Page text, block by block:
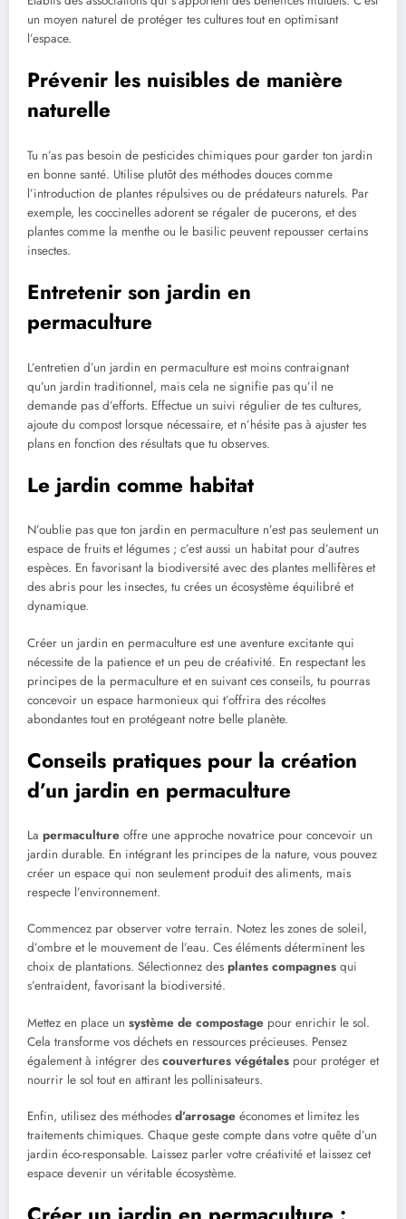
un moyen naturel de protéger tes cultures tout en optimisant
l’espace.
Prévenir les nuisibles de manière
naturelle
Tu n’as pas besoin de pesticides chimiques pour garder ton jardin
en bonne santé. Utilise plutôt des méthodes douces comme
l’introduction de plantes répulsives ou de prédateurs naturels. Par
exemple, les coccinelles adorent se régaler de pucerons, et des
plantes comme la menthe ou le basilic peuvent repousser certains
insectes.
Entretenir son jardin en
permaculture
L’entretien d’un jardin en permaculture est moins contraignant
qu’un jardin traditionnel, mais cela ne signifie pas qu’il ne
demande pas d’efforts. Effectue un suivi régulier de tes cultures,
ajoute du compost lorsque nécessaire, et n’hésite pas à ajuster tes
plans en fonction des résultats que tu observes.
Le jardin comme habitat
N’oublie pas que ton jardin en permaculture n’est pas seulement un
espace de fruits et légumes ; c’est aussi un habitat pour d’autres
espèces. En favorisant la biodiversité avec des plantes mellifères et
des abris pour les insectes, tu crées un écosystème équilibré et
dynamique.
Créer un jardin en permaculture est une aventure excitante qui
nécessite de la patience et un peu de créativité. En respectant les
principes de la permaculture et en suivant ces conseils, tu pourras
concevoir un espace harmonieux qui t’offrira des récoltes
abondantes tout en protégeant notre belle planète.
Conseils pratiques pour la création
d’un jardin en permaculture
La permaculture offre une approche novatrice pour concevoir un
jardin durable. En intégrant les principes de la nature, vous pouvez
créer un espace qui non seulement produit des aliments, mais
respecte l’environnement.
Commencez par observer votre terrain. Notez les zones de soleil,
d’ombre et le mouvement de l’eau. Ces éléments déterminent les
choix de plantations. Sélectionnez des plantes compagnes qui
s’entraident, favorisant la biodiversité.
Mettez en place un système de compostage pour enrichir le sol.
Cela transforme vos déchets en ressources précieuses. Pensez
également à intégrer des couvertures végétales pour protéger et
nourrir le sol tout en attirant les pollinisateurs.
Enfin, utilisez des méthodes d’arrosage économes et limitez les
traitements chimiques. Chaque geste compte dans votre quête d’un
jardin éco-responsable. Laissez parler votre créativité et laissez cet
espace devenir un véritable écosystème.